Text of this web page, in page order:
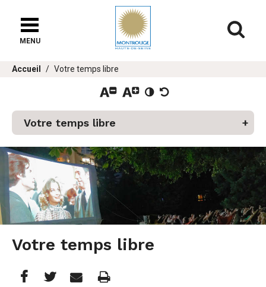
chat
MENU
Vous
Accueil Votre temps libre
Votre temps libre
Votre temps libre
Partager
Partager
Partager
Imprimer